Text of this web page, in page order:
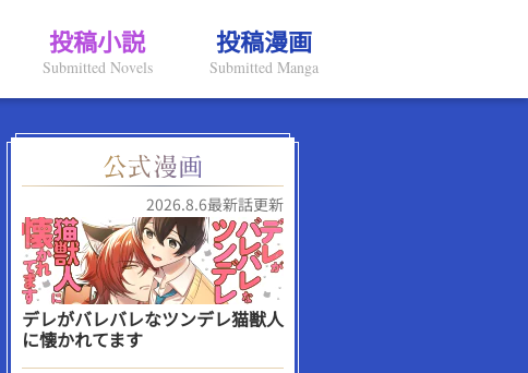
投稿小説
Submitted Novels
投稿漫画
Submitted Manga
2026.8.6最新話更新
デレがバレバレなツンデレ猫獣人
に懐かれてます